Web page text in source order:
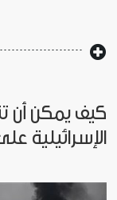
كيف يمكن أن
الإسرائيلية